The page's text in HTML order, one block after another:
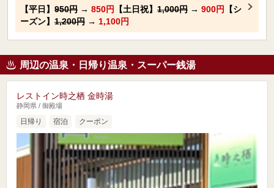
【平日】 950円 → 850円 【土日祝】 1,000円 → 900円
【シ
ーズン】 1,200円 → 1,100円
周辺の温泉・日帰り温泉・スーパー銭湯
レストイン時之栖 金時湯
静岡県 / 御殿場
日帰り 宿泊 クーポン